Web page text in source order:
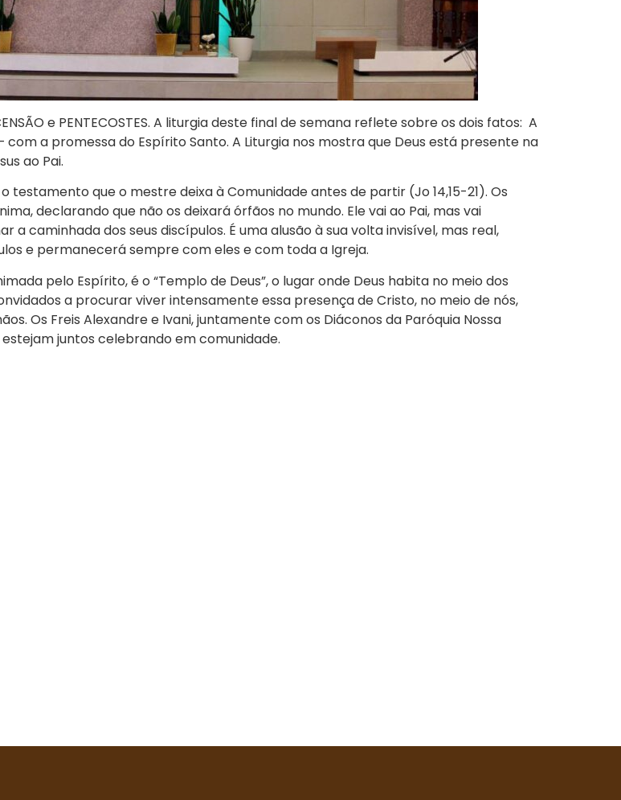
e PENTECOSTES. A liturgia deste final de semana reflete sobre os dois fatos: A
a promessa do Espírito Santo. A Liturgia nos mostra que Deus está presente na
ao Pai.
testamento que o mestre deixa à Comunidade antes de partir (Jo 14,15-21). Os
declarando que não os deixará órfãos no mundo. Ele vai ao Pai, mas vai
caminhada dos seus discípulos. É uma alusão à sua volta invisível, mas real,
e permanecerá sempre com eles e com toda a Igreja.
pelo Espírito, é o “Templo de Deus”, o lugar onde Deus habita no meio dos
a procurar viver intensamente essa presença de Cristo, no meio de nós,
Os Freis Alexandre e Ivani, juntamente com os Diáconos da Paróquia Nossa
juntos celebrando em comunidade.